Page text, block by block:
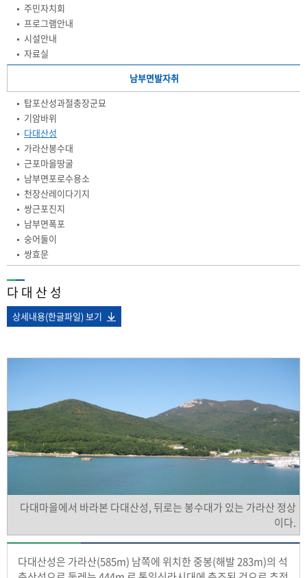
주민자치회
프로그램안내
시설안내
자료실
남부면발자취
탑포산성과절충장군묘
기암바위
다대산성
가라산봉수대
근포마을땅굴
남부면포로수용소
천장산레이다기지
쌍근포진지
남부면폭포
숭어둘이
쌍효문
다 대 산 성
상세내용(한글파일) 보기
다대마을에서 바라본 다대산성, 뒤로는 봉수대가 있는 가라산 정상
이다.
다대산성은 가라산(585m) 남쪽에 위치한 중봉(해발 283m)의 석